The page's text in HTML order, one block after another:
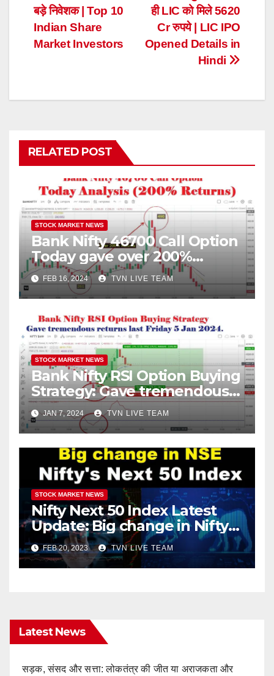
navigation
ही LIC को मिले 5620
Cr रुपये | LIC IPO
Opened Details in
Hindi
बड़े निवेशक | Top 10
Indian Share
Market Investors
RELATED POST
STOCK MARKET NEWS
Bank Nifty 46700 Call Option
Today gave over 200%
returns | 16 February 2024
FEB 16, 2024 TVN LIVE TEAM
STOCK MARKET NEWS
Bank Nifty RSI Option Buying
Strategy: Gave tremendous
returns last Friday 5 Jan
2024.
JAN 7, 2024 TVN LIVE TEAM
STOCK MARKET NEWS
Nifty Next 50 Index Latest
Update: Big change in Nifty
Index! Entry of Two
companies of the Adani
Group
FEB 20, 2023 TVN LIVE TEAM
Latest News
सड़क, संसद और सत्ता: लोकतंत्र की जीत या अराजकता और